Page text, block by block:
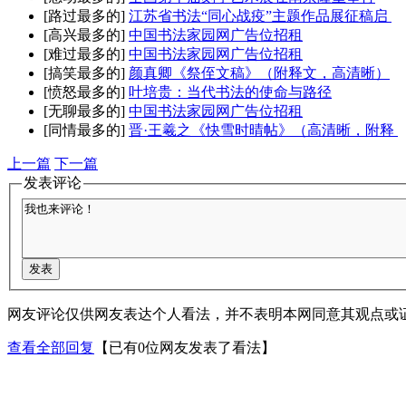
[路过最多的] 江苏省书法“同心战疫”主题作品展征稿启
[高兴最多的] 中国书法家园网广告位招租
[难过最多的] 中国书法家园网广告位招租
[搞笑最多的] 颜真卿《祭侄文稿》（附释文，高清晰）
[愤怒最多的] 叶培贵：当代书法的使命与路径
[无聊最多的] 中国书法家园网广告位招租
[同情最多的] 晋·王羲之《快雪时晴帖》（高清晰，附释
上一篇 下一篇
发表评论
网友评论仅供网友表达个人看法，并不表明本网同意其观点或
查看全部回复 【已有0位网友发表了看法】